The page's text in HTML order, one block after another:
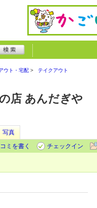
ウト・宅配 テイクアウト
店 あんだぎや
写真
ミを書く
チェックイン